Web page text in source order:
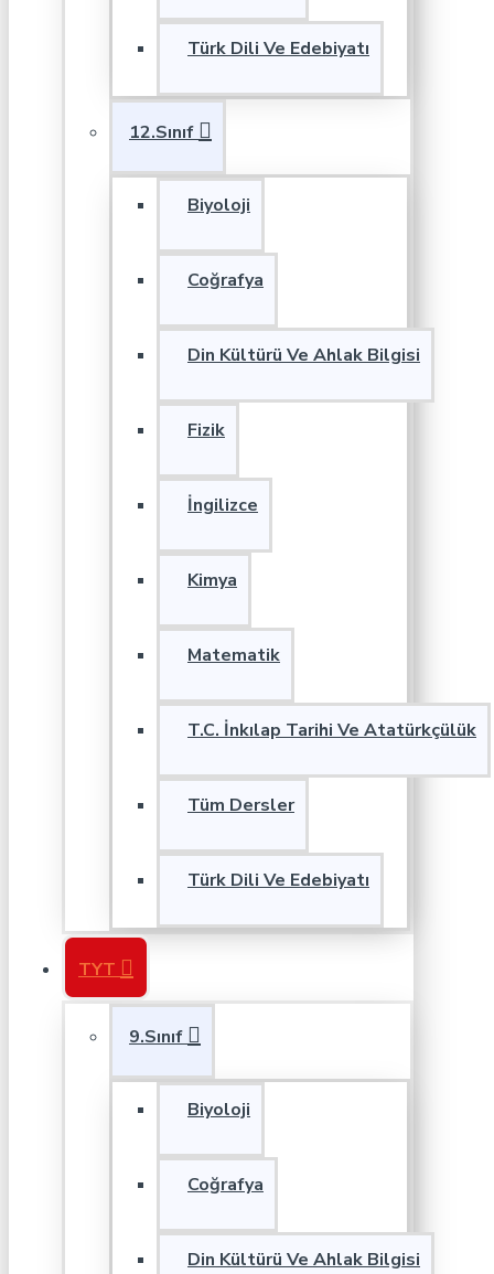
Türk Dili Ve Edebiyatı
12.Sınıf
Biyoloji
Coğrafya
Din Kültürü Ve Ahlak Bilgisi
Fizik
İngilizce
Kimya
Matematik
T.C. İnkılap Tarihi Ve Atatürkçülük
Tüm Dersler
Türk Dili Ve Edebiyatı
TYT
9.Sınıf
Biyoloji
Coğrafya
Din Kültürü Ve Ahlak Bilgisi